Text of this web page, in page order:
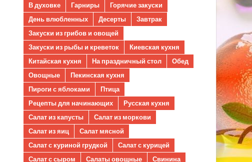
В духовке Гарниры
Горячие закуски
День влюбленных
Десерты
Завтрак
Закуски из грибов и овощей
Закуски из рыбы и креветок
Киевская кухня
Китайская кухня
На праздничный стол
Обед
Овощные
Пекинская кухня
Пироги с яблоками
Птица
Рецепты для начинающих
Русская кухня
Салат из капусты
Салат из моркови
Салат из яиц
Салат мясной
Салат с куриной грудкой
Салат с курицей
Салат с сыром
Салаты овощные
Свинина